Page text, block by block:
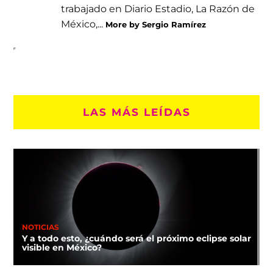
trabajado en Diario Estadio, La Razón de
México,... More by Sergio Ramírez
LAS MÁS LEÍDAS
NOTICIAS
Y a todo esto, ¿cuándo será el próximo eclipse solar
visible en México?